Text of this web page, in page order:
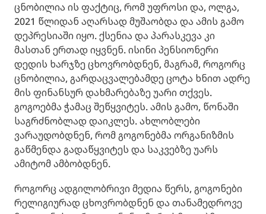
ცნობილია ის ფაქტიც, რომ უფროსი და, ოლგა,
2021 წლიდან აღარსად მუშაობდა და ამის გამო
დეპრესიაში იყო. ქსენია და პარასკევა კი
მასთან ერთად იყვნენ. ისინი პენსიონერი
დედის ხარჯზე ცხოვრობდნენ, მაგრამ, როგორც
ცნობილია, გარდაცვალებამდე ცოტა ხნით ადრე
მის ფინანსურ დახმარებაზე უარი თქვეს.
გოგოებმა ჭამაც შეწყვიტეს. ამის გამო, წონაში
საგრძნობლად დაიკლეს. ახლობლები
ვარაუდობდნენ, რომ გოგონებმა ორგანიზმის
გაწმენდა გადაწყვიტეს და საკვებზე უარს
ამიტომ ამბობდნენ.
როგორც ადგილობრივი მედია წერს, გოგონები
რელიგიურად ცხოვრობდნენ და თანამედროვე